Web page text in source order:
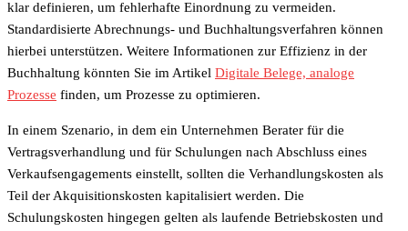
klar definieren, um fehlerhafte Einordnung zu vermeiden.
Standardisierte Abrechnungs- und Buchhaltungsverfahren können
hierbei unterstützen. Weitere Informationen zur Effizienz in der
Buchhaltung könnten Sie im Artikel Digitale Belege, analoge
Prozesse finden, um Prozesse zu optimieren.
In einem Szenario, in dem ein Unternehmen Berater für die
Vertragsverhandlung und für Schulungen nach Abschluss eines
Verkaufsengagements einstellt, sollten die Verhandlungskosten als
Teil der Akquisitionskosten kapitalisiert werden. Die
Schulungskosten hingegen gelten als laufende Betriebskosten und